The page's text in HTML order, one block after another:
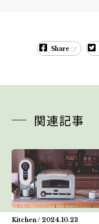
Share
関連記事
Kitchen / 2024.10.23